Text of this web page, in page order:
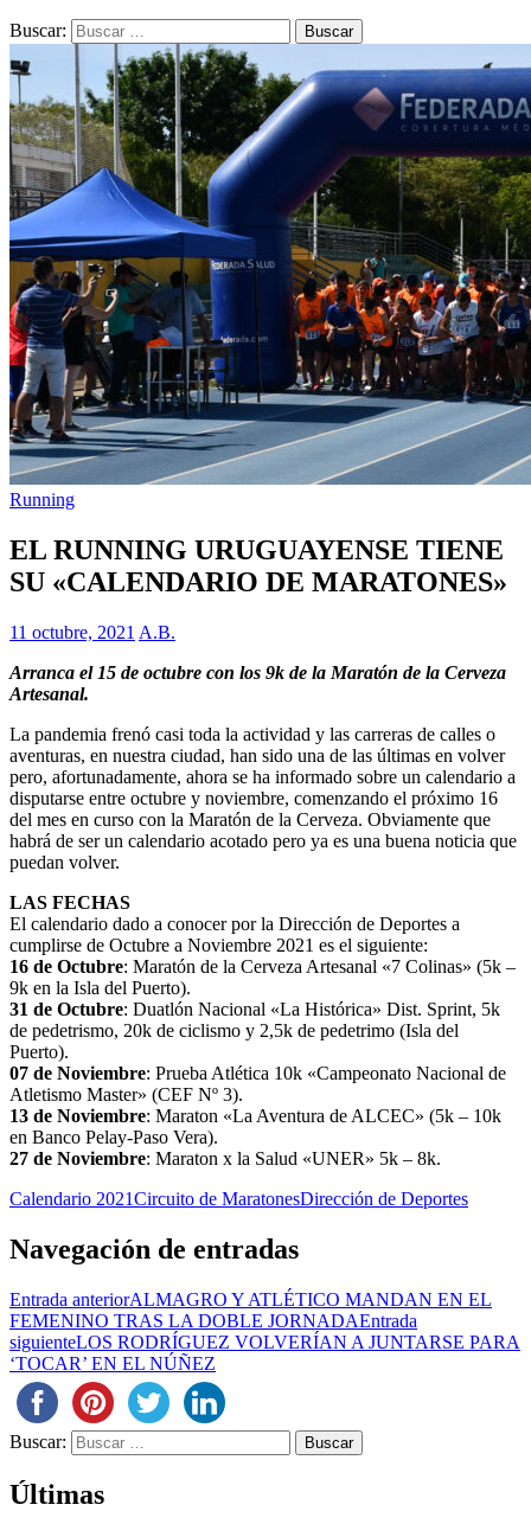
Buscar:
Running
EL RUNNING URUGUAYENSE TIENE
SU «CALENDARIO DE MARATONES»
11 octubre, 2021 A.B.
Arranca el 15 de octubre con los 9k de la Maratón de la Cerveza
Artesanal.
La pandemia frenó casi toda la actividad y las carreras de calles o
aventuras, en nuestra ciudad, han sido una de las últimas en volver
pero, afortunadamente, ahora se ha informado sobre un calendario a
disputarse entre octubre y noviembre, comenzando el próximo 16
del mes en curso con la Maratón de la Cerveza. Obviamente que
habrá de ser un calendario acotado pero ya es una buena noticia que
puedan volver.
LAS FECHAS
El calendario dado a conocer por la Dirección de Deportes a
cumplirse de Octubre a Noviembre 2021 es el siguiente:
16 de Octubre: Maratón de la Cerveza Artesanal «7 Colinas» (5k –
9k en la Isla del Puerto).
31 de Octubre: Duatlón Nacional «La Histórica» Dist. Sprint, 5k
de pedetrismo, 20k de ciclismo y 2,5k de pedetrimo (Isla del
Puerto).
07 de Noviembre: Prueba Atlética 10k «Campeonato Nacional de
Atletismo Master» (CEF Nº 3).
13 de Noviembre: Maraton «La Aventura de ALCEC» (5k – 10k
en Banco Pelay-Paso Vera).
27 de Noviembre: Maraton x la Salud «UNER» 5k – 8k.
Calendario 2021Circuito de MaratonesDirección de Deportes
Navegación de entradas
Entrada anteriorALMAGRO Y ATLÉTICO MANDAN EN EL
FEMENINO TRAS LA DOBLE JORNADAEntrada
siguienteLOS RODRÍGUEZ VOLVERÍAN A JUNTARSE PARA
‘TOCAR’ EN EL NÚÑEZ
Buscar:
Últimas